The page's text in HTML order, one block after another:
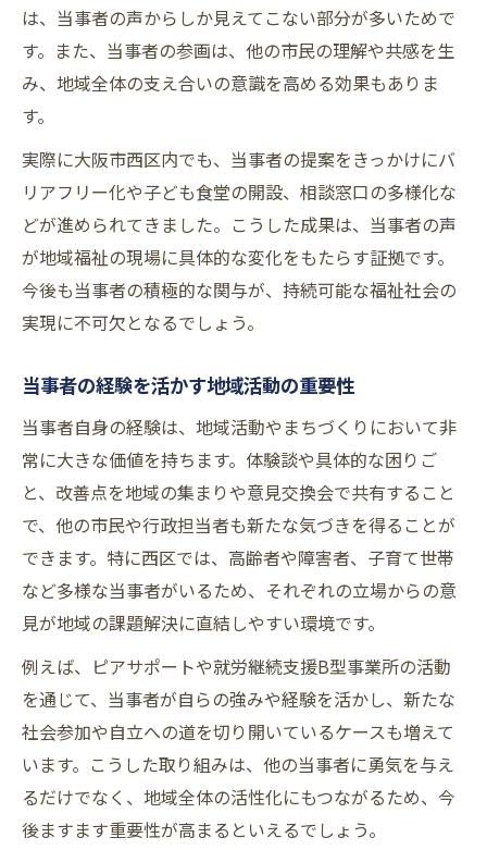
は、当事者の声からしか見えてこない部分が多いためで
す。また、当事者の参画は、他の市民の理解や共感を生
み、地域全体の支え合いの意識を高める効果もありま
す。
実際に大阪市西区内でも、当事者の提案をきっかけにバ
リアフリー化や子ども食堂の開設、相談窓口の多様化な
どが進められてきました。こうした成果は、当事者の声
が地域福祉の現場に具体的な変化をもたらす証拠です。
今後も当事者の積極的な関与が、持続可能な福祉社会の
実現に不可欠となるでしょう。
当事者の経験を活かす地域活動の重要性
当事者自身の経験は、地域活動やまちづくりにおいて非
常に大きな価値を持ちます。体験談や具体的な困りご
と、改善点を地域の集まりや意見交換会で共有すること
で、他の市民や行政担当者も新たな気づきを得ることが
できます。特に西区では、高齢者や障害者、子育て世帯
など多様な当事者がいるため、それぞれの立場からの意
見が地域の課題解決に直結しやすい環境です。
例えば、ピアサポートや就労継続支援B型事業所の活動
を通じて、当事者が自らの強みや経験を活かし、新たな
社会参加や自立への道を切り開いているケースも増えて
います。こうした取り組みは、他の当事者に勇気を与え
るだけでなく、地域全体の活性化にもつながるため、今
後ますます重要性が高まるといえるでしょう。